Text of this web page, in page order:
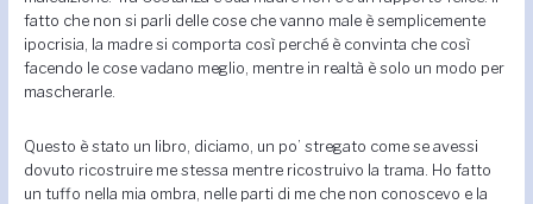
fatto che non si parli delle cose che vanno male è semplicemente
ipocrisia, la madre si comporta così perché è convinta che così
facendo le cose vadano meglio, mentre in realtà è solo un modo per
mascherarle.
Questo è stato un libro, diciamo, un po’ stregato come se avessi
dovuto ricostruire me stessa mentre ricostruivo la trama. Ho fatto
un tuffo nella mia ombra, nelle parti di me che non conoscevo e la